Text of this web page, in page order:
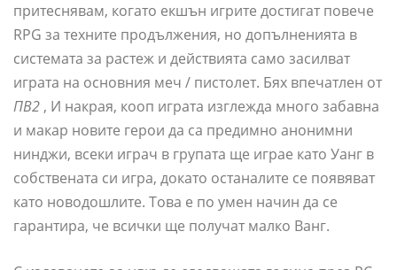
притеснявам, когато екшън игрите достигат повече
RPG за техните продължения, но допълненията в
системата за растеж и действията само засилват
играта на основния меч / пистолет. Бях впечатлен от
ПВ2 , И накрая, кооп играта изглежда много забавна
и макар новите герои да са предимно анонимни
нинджи, всеки играч в групата ще играе като Уанг в
собствената си игра, докато останалите се появяват
като новодошлите. Това е по умен начин да се
гарантира, че всички ще получат малко Ванг.